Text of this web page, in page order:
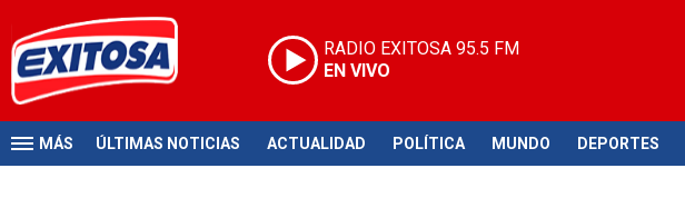
RADIO EXITOSA 95.5 FM
EN VIVO
MÁS ÚLTIMAS NOTICIAS ACTUALIDAD POLÍTICA MUNDO DEPORTES